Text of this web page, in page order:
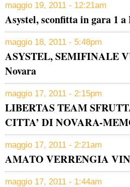
maggio 19, 2011 - 12:21am
Asystel, sconfitta in gara 1 a
maggio 18, 2011 - 5:48pm
ASYSTEL, SEMIFINALE
Novara
maggio 17, 2011 - 2:15pm
LIBERTAS TEAM
CITTA’ DI NOVARA-
maggio 17, 2011 - 2:21am
AMATO VERRENGIA
maggio 17, 2011 - 1:44am